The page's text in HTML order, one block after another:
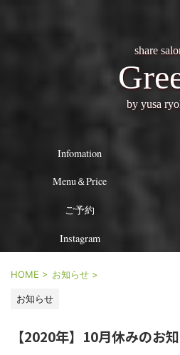
share
by yusa
Infomation
Menu＆Price
ご予約
Instagram
HOME > お知らせ >
お知らせ
【2020年】10月休みのお